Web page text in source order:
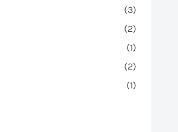
(3)
(2)
(1)
(2)
(1)